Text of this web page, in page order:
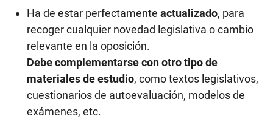
Ha de estar perfectamente actualizado, para
recoger cualquier novedad legislativa o cambio
relevante en la oposición.
Debe complementarse con otro tipo de
materiales de estudio, como textos legislativos,
cuestionarios de autoevaluación, modelos de
exámenes, etc.